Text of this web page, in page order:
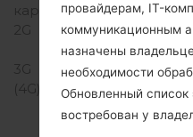
карты
2G
3G
(4G) LTE
провайдерам, IT-
коммуникационным
назначены
необходимости
Обновленный список
востребован у